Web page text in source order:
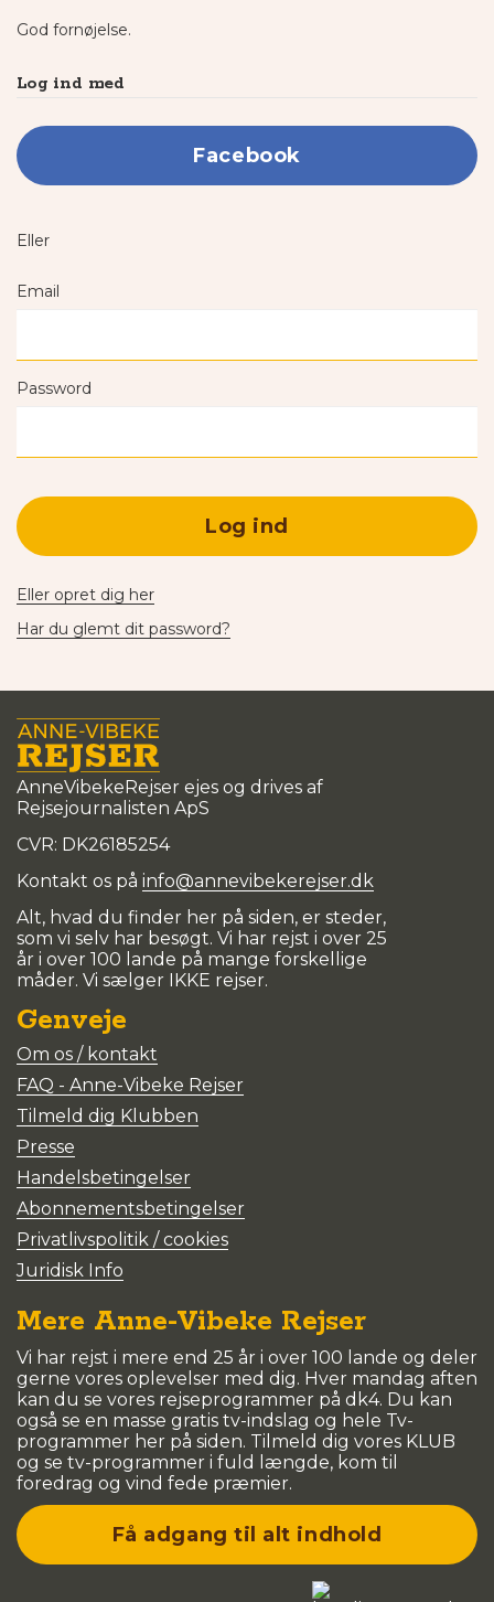
God fornøjelse.
Log ind med
Facebook
Eller
Email
Password
Log ind
Eller opret dig her
Har du glemt dit password?
AnneVibekeRejser ejes og drives af
Rejsejournalisten ApS
CVR: DK26185254
Kontakt os på info@annevibekerejser.dk
Alt, hvad du finder her på siden, er steder,
som vi selv har besøgt. Vi har rejst i over 25
år i over 100 lande på mange forskellige
måder. Vi sælger IKKE rejser.
Genveje
Om os / kontakt
FAQ - Anne-Vibeke Rejser
Tilmeld dig Klubben
Presse
Handelsbetingelser
Abonnementsbetingelser
Privatlivspolitik / cookies
Juridisk Info
Mere Anne-Vibeke Rejser
Vi har rejst i mere end 25 år i over 100 lande og deler
gerne vores oplevelser med dig. Hver mandag aften
kan du se vores rejseprogrammer på dk4. Du kan
også se en masse gratis tv-indslag og hele Tv-
programmer her på siden. Tilmeld dig vores KLUB
og se tv-programmer i fuld længde, kom til
foredrag og vind fede præmier.
Få adgang til alt indhold